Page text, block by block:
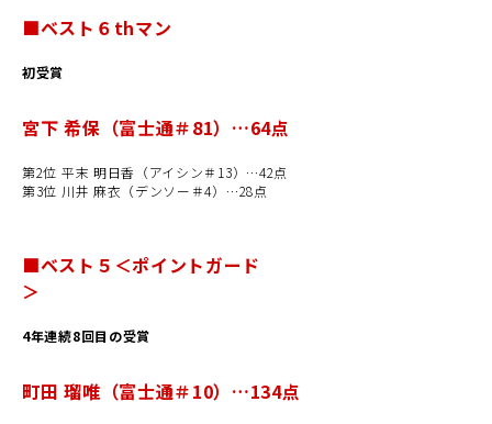
■ベスト ６ thマン
初受賞
宮下 希保（富士通＃81）…64点
第2位 平末 明日香（アイシン＃13）…42点
第3位 川井 麻衣（デンソー＃4）…28点
■ベスト５＜ポイントガード
＞
4年連続8回目の受賞
町田 瑠唯（富士通＃10）…134点